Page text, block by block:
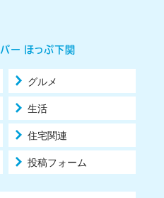
ー ほっぷ下関
グルメ
生活
住宅関連
投稿フォーム